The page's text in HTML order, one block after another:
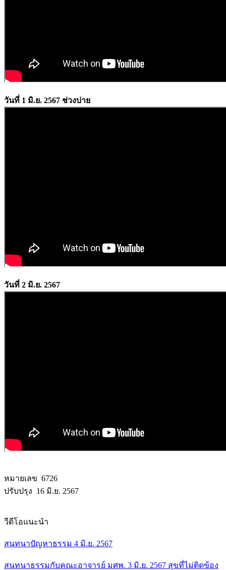
วันที่ 1 มิ.ย. 2567 ช่วงบ่าย
วันที่ 2 มิ.ย. 2567
หมายเลข 6726
ปรับปรุง 16 มิ.ย. 2567
วีดีโอแนะนำ
สนทนาปัญหาธรรม 4 มิ.ย. 2567
สนทนาธรรมกับคณะอาจารย์ มศพ. 3 มิ.ย. 2567 สุขที่ไม่ติดข้อง